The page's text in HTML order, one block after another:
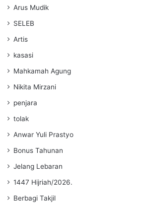
Arus Mudik
SELEB
Artis
kasasi
Mahkamah Agung
Nikita Mirzani
penjara
tolak
Anwar Yuli Prastyo
Bonus Tahunan
Jelang Lebaran
1447 Hijriah/2026.
Berbagi Takjil